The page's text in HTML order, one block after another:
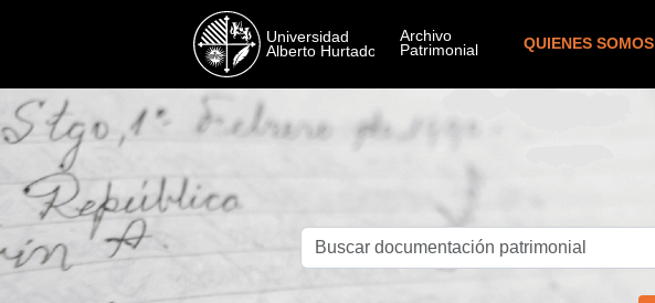
QUIENES SOMOS